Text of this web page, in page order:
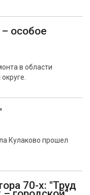
особое
в области
Кулаково прошел
70-х: "Труд